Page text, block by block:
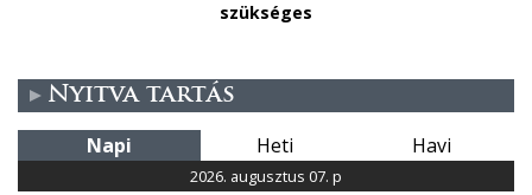
szükséges
Nyitva tartás
Napi Heti Havi
2026. augusztus 07. p